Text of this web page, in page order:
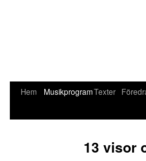
Hem MusikprogramTexter
13 visor